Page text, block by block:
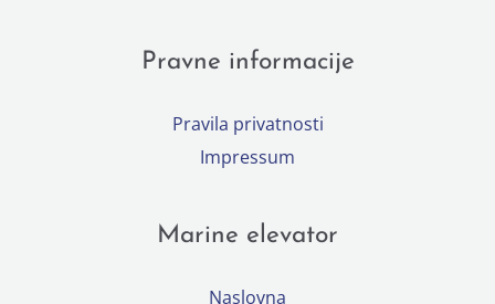
Pravne informacije
Pravila privatnosti
Impressum
Marine elevator
Naslovna